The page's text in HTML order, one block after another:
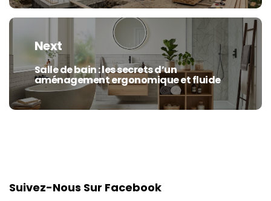
Next
Next
post:
Salle de bain : les secrets d’un
aménagement ergonomique et fluide
Suivez-Nous Sur Facebook